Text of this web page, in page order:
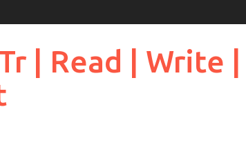
| Read | Write